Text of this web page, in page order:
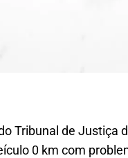
Tribunal de
0 km com